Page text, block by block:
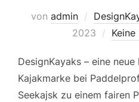
von admin
2023
DesignKayaks – eine
Kajakmarke bei
Seekajsk zu einem fairen